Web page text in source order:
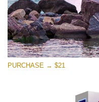
PURCHASE → $21